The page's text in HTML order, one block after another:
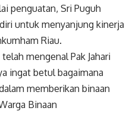
penguatan, Sri Puguh
untuk menyanjung kinerja
Riau.
mengenal Pak Jahari
ingat betul bagaimana
memberikan binaan
Binaan